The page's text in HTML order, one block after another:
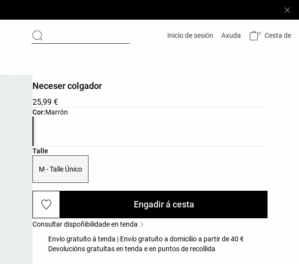
Inicio de sesión Axuda Cesta de
Cor:Marrón
Lista de cores do produto
Neceser colgador
25,99 €
Talle
Lista de tallas do produto
M - Talle Único
Engadir á cesta
Consultar dispoñibilidade en tenda
Envío gratuíto á tenda | Envío gratuíto a domicilio a partir de 40 €
Devolucións gratuítas en tenda e en puntos de recollida